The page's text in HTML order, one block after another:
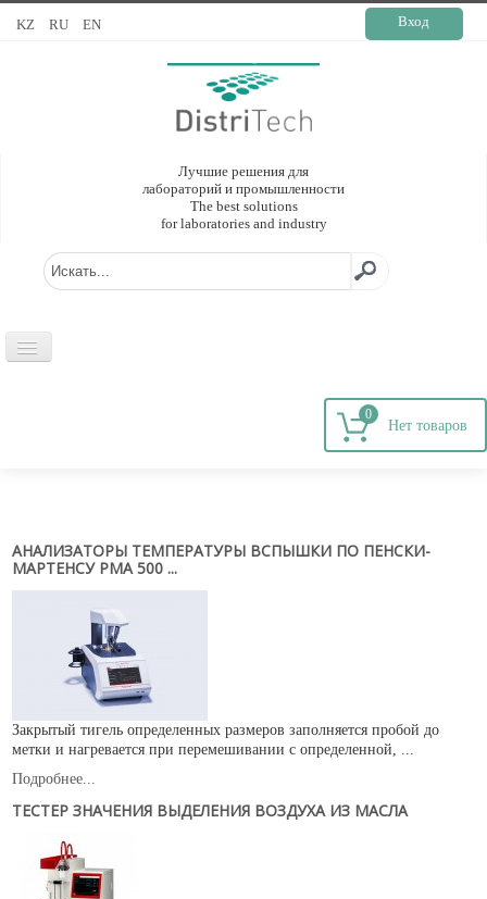
KZ RU EN Вход
Лучшие решения для
лабораторий и промышленности
The best solutions
for laboratories and industry
Compliance
Certificates
ОБОРУДОВАНИЕ
Лабораторное оборудование
Промышленное оборудование
РАСХОДНЫЕ МАТЕРИАЛЫ
КОНТАКТЫ
ОБРАТНАЯ СВЯЗЬ
0
АНАЛИЗАТОРЫ ТЕМПЕРАТУРЫ ВСПЫШКИ ПО ПЕНСКИ-
МАРТЕНСУ PMA 500 ...
Закрытый тигель определенных размеров заполняется пробой до
метки и нагревается при перемешивании с определенной, ...
Подробнее...
ТЕСТЕР ЗНАЧЕНИЯ ВЫДЕЛЕНИЯ ВОЗДУХА ИЗ МАСЛА